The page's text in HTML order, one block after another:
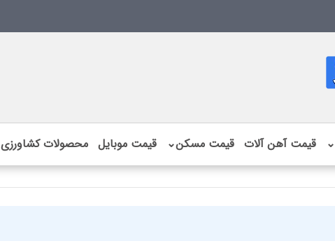
⌄ قیمت آهن آلات قیمت مسکن⌄ قیمت موبایل محصولات کشاورزی